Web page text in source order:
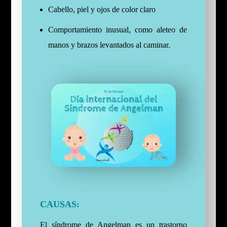
Cabello, piel y ojos de color claro
Comportamiento inusual, como aleteo de
manos y brazos levantados al caminar.
CAUSAS:
El síndrome de Angelman es un trastorno